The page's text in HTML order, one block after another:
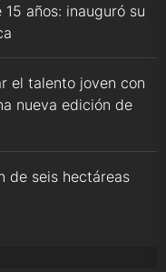
años: inauguró su
el talento joven con
nueva edición de
de seis hectáreas